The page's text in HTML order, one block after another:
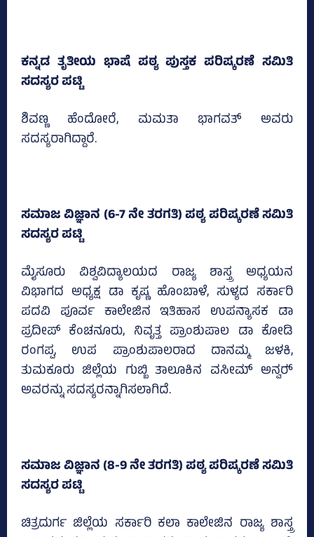
ಕನ್ನಡ ತೃತೀಯ ಭಾಷೆ ಪಠ್ಯ ಪುಸ್ತಕ ಪರಿಷ್ಕರಣೆ ಸಮಿತಿ
ಸದಸ್ಯರ ಪಟ್ಟಿ
ಶಿವಣ್ಣ ಹೆಂದೋರೆ, ಮಮತಾ ಭಾಗವತ್‌ ಅವರು
ಸದಸ್ಯರಾಗಿದ್ದಾರೆ.
ಸಮಾಜ ವಿಜ್ಞಾನ (6-7 ನೇ ತರಗತಿ) ಪಠ್ಯ ಪರಿಷ್ಕರಣೆ ಸಮಿತಿ
ಸದಸ್ಯರ ಪಟ್ಟಿ
ಮೈಸೂರು ವಿಶ್ವವಿದ್ಯಾಲಯದ ರಾಜ್ಯ ಶಾಸ್ತ್ರ ಅಧ್ಯಯನ
ವಿಭಾಗದ ಅಧ್ಯಕ್ಷ ಡಾ ಕೃಷ್ಣ ಹೊಂಬಾಳೆ, ಸುಳ್ಯದ ಸರ್ಕಾರಿ
ಪದವಿ ಪೂರ್ವ ಕಾಲೇಜಿನ ಇತಿಹಾಸ ಉಪನ್ಯಾಸಕ ಡಾ
ಪ್ರದೀಪ್‌ ಕೆಂಚನೂರು, ನಿವೃತ್ತ ಪ್ರಾಂಶುಪಾಲ ಡಾ ಕೋಡಿ
ರಂಗಪ್ಪ, ಉಪ ಪ್ರಾಂಶುಪಾಲರಾದ ದಾನಮ್ಮ ಜಳಕಿ,
ತುಮಕೂರು ಜಿಲ್ಲೆಯ ಗುಬ್ಬಿ ತಾಲೂಕಿನ ವಸೀಮ್‌ ಅನ್ವರ್‍‌
ಅವರನ್ನು ಸದಸ್ಯರನ್ನಾಗಿಸಲಾಗಿದೆ.
ಸಮಾಜ ವಿಜ್ಞಾನ (8-9 ನೇ ತರಗತಿ) ಪಠ್ಯ ಪರಿಷ್ಕರಣೆ ಸಮಿತಿ
ಸದಸ್ಯರ ಪಟ್ಟಿ
ಚಿತ್ರದುರ್ಗ ಜಿಲ್ಲೆಯ ಸರ್ಕಾರಿ ಕಲಾ ಕಾಲೇಜಿನ ರಾಜ್ಯ ಶಾಸ್ತ್ರ